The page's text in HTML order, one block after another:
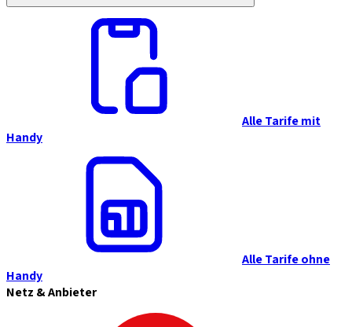
Alle Tarife mit
Handy
Alle Tarife ohne
Handy
Netz & Anbieter